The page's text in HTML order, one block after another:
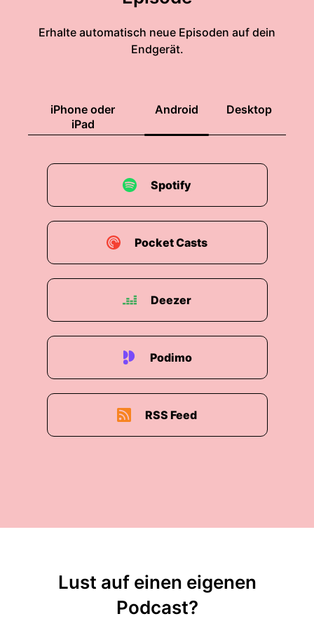
Erhalte automatisch neue Episoden auf dein
Endgerät.
iPhone oder
iPad
Android Desktop
Spotify
Pocket Casts
Deezer
Podimo
RSS Feed
Lust auf einen eigenen
Podcast?